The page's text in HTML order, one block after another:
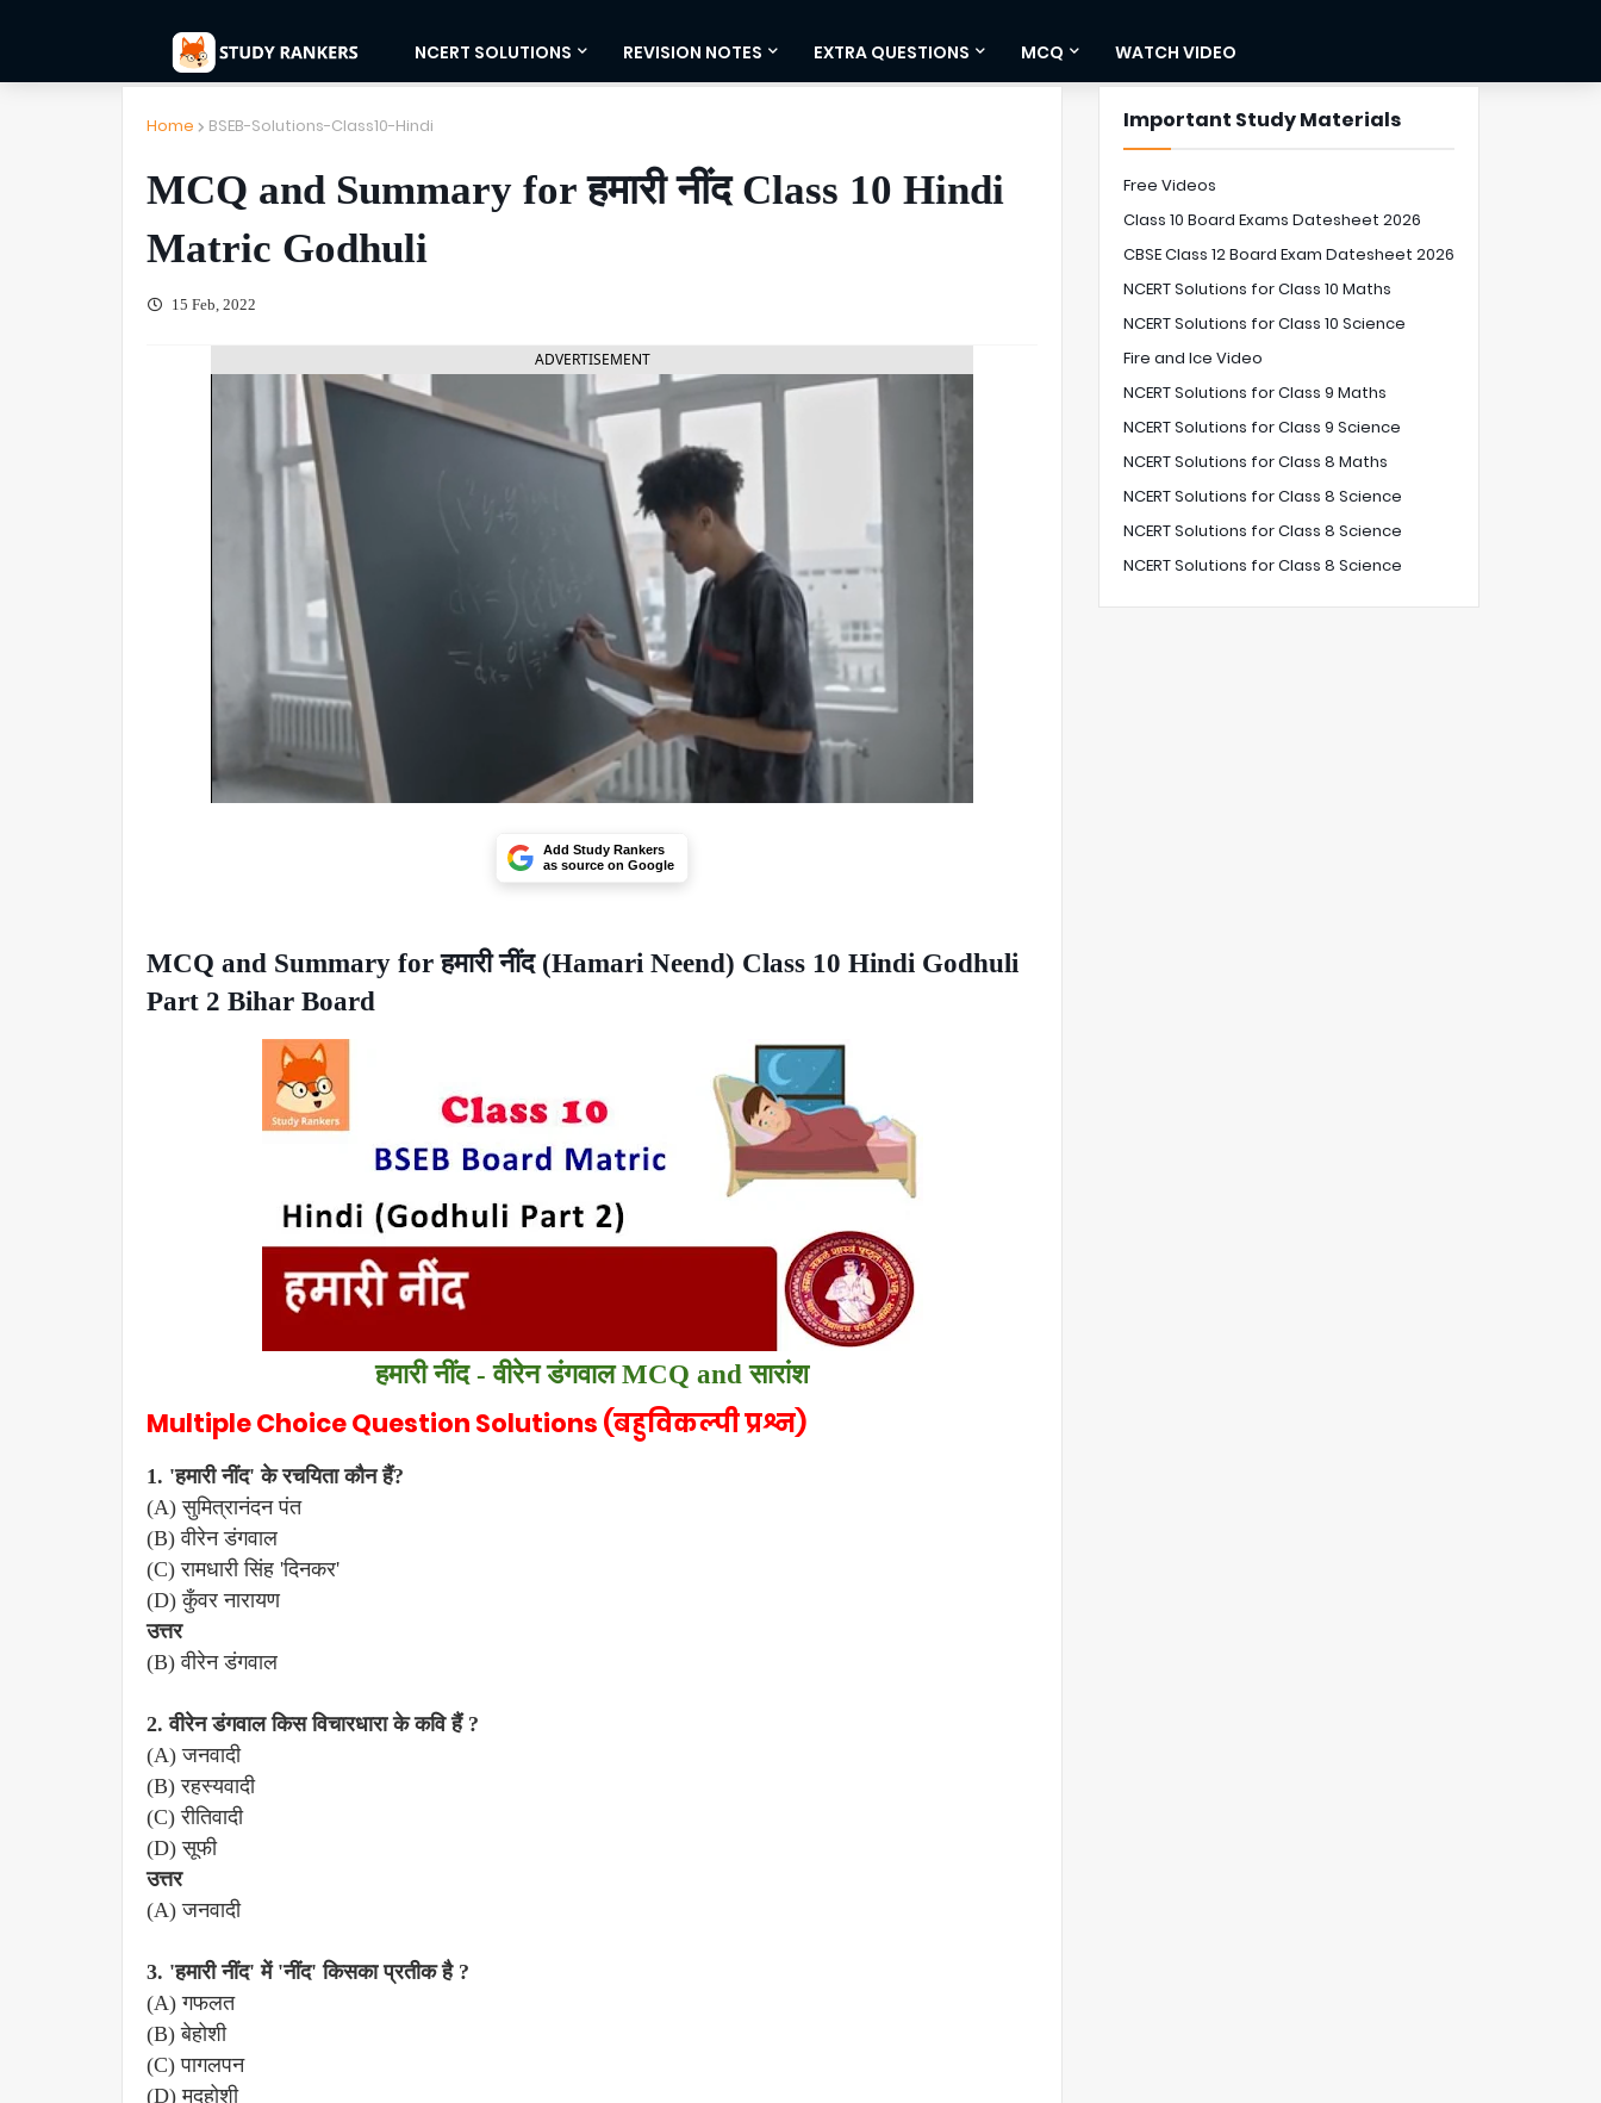
NCERT SOLUTIONS REVISION NOTES EXTRA QUESTIONS MCQ WATCH VIDEO
Home BSEB-Solutions-Class10-Hindi
MCQ and Summary for हमारी नींद Class 10 Hindi
Matric Godhuli
15 Feb, 2022
ADVERTISEMENT
Add Study Rankers
as source on Google
MCQ and Summary for हमारी नींद (Hamari Neend) Class 10 Hindi Godhuli
Part 2 Bihar Board
हमारी नींद - वीरेन डंगवालMCQ and सारांश
Multiple Choice Question Solutions (बहुविकल्पी प्रश्न)
1. 'हमारी नींद' के रचयिता कौन हैं?
(A) सुमित्रानंदन पंत
(B) वीरेन डंगवाल
(C) रामधारी सिंह 'दिनकर'
(D) कुँवर नारायण
उत्तर
(B) वीरेन डंगवाल
2. वीरेन डंगवाल किस विचारधारा के कवि हैं ?
(A) जनवादी
(B) रहस्यवादी
(C) रीतिवादी
(D) सूफी
उत्तर
(A) जनवादी
3. 'हमारी नींद' में 'नींद' किसका प्रतीक है ?
(A) गफलत
(B) बेहोशी
(C) पागलपन
(D) मदहोशी
Important Study Materials
Free Videos
Class 10 Board Exams Datesheet 2026
CBSE Class 12 Board Exam Datesheet 2026
NCERT Solutions for Class 10 Maths
NCERT Solutions for Class 10 Science
Fire and Ice Video
NCERT Solutions for Class 9 Maths
NCERT Solutions for Class 9 Science
NCERT Solutions for Class 8 Maths
NCERT Solutions for Class 8 Science
NCERT Solutions for Class 8 Science
NCERT Solutions for Class 8 Science